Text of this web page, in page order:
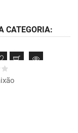
CATEGORIA: